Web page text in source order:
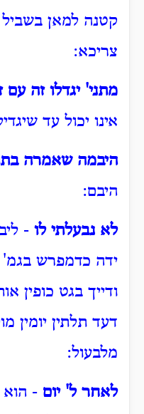
קטנה למאן בשביל
צריכא:
מתני' יגדלו זה עם
אינו יכול עד
היבמה שאמרה
היבם:
לא נבעלתי לו -
ידה כדמפרש בגמ'
ודייך בגט כופין
דעד תלתין יומין
מלבעול:
לאחר ל' יום - הוא